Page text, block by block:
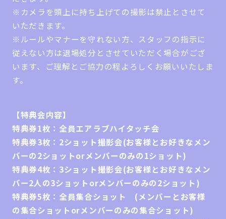
※カメラを頭上に持ち上げての撮影は禁止とさせて
いただきます。
※ルールやマナーを守れない方、スタッフの指示に
従えない方は退場処分とさせていただく場合がござ
います、ご理解とご協力の程よろしくお願いいたしま
す。
【特典会内容】
特典券1枚：全員エアラブハイタッチ会
特典券3枚：2ショット撮影会(お客様とお好きなメン
バーの2ショットorメンバーのみの1ショット)
特典券4枚：3ショット撮影会(お客様とお好きなメン
バー2人の3ショットorメンバーのみの2ショット)
特典券5枚：全員集合ショット (メンバーとお客様
の集合ショットorメンバーのみの集合ショット)